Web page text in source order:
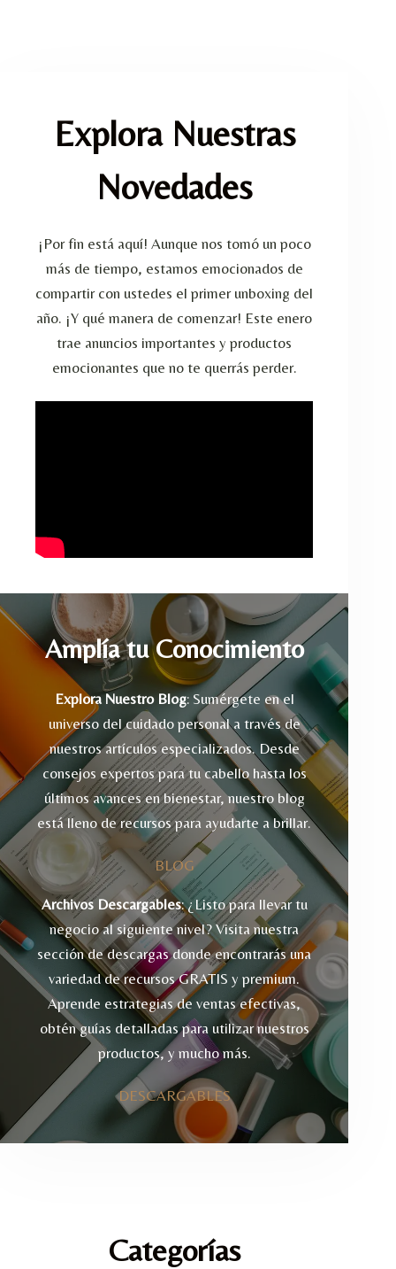
Explora Nuestras
Novedades
¡Por fin está aquí! Aunque nos tomó un poco
más de tiempo, estamos emocionados de
compartir con ustedes el primer unboxing del
año. ¡Y qué manera de comenzar! Este enero
trae anuncios importantes y productos
emocionantes que no te querrás perder.
Amplía tu Conocimiento
Explora Nuestro Blog: Sumérgete en el
universo del cuidado personal a través de
nuestros artículos especializados. Desde
consejos expertos para tu cabello hasta los
últimos avances en bienestar, nuestro blog
está lleno de recursos para ayudarte a brillar.
BLOG
Archivos Descargables: ¿Listo para llevar tu
negocio al siguiente nivel? Visita nuestra
sección de descargas donde encontrarás una
variedad de recursos GRATIS y premium.
Aprende estrategias de ventas efectivas,
obtén guías detalladas para utilizar nuestros
productos, y mucho más.
DESCARGABLES
Categorías